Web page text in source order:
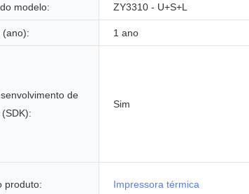
modelo: ZY3310 - U+S+L
(ano): 1 ano
de
Sim
produto: Impressora térmica